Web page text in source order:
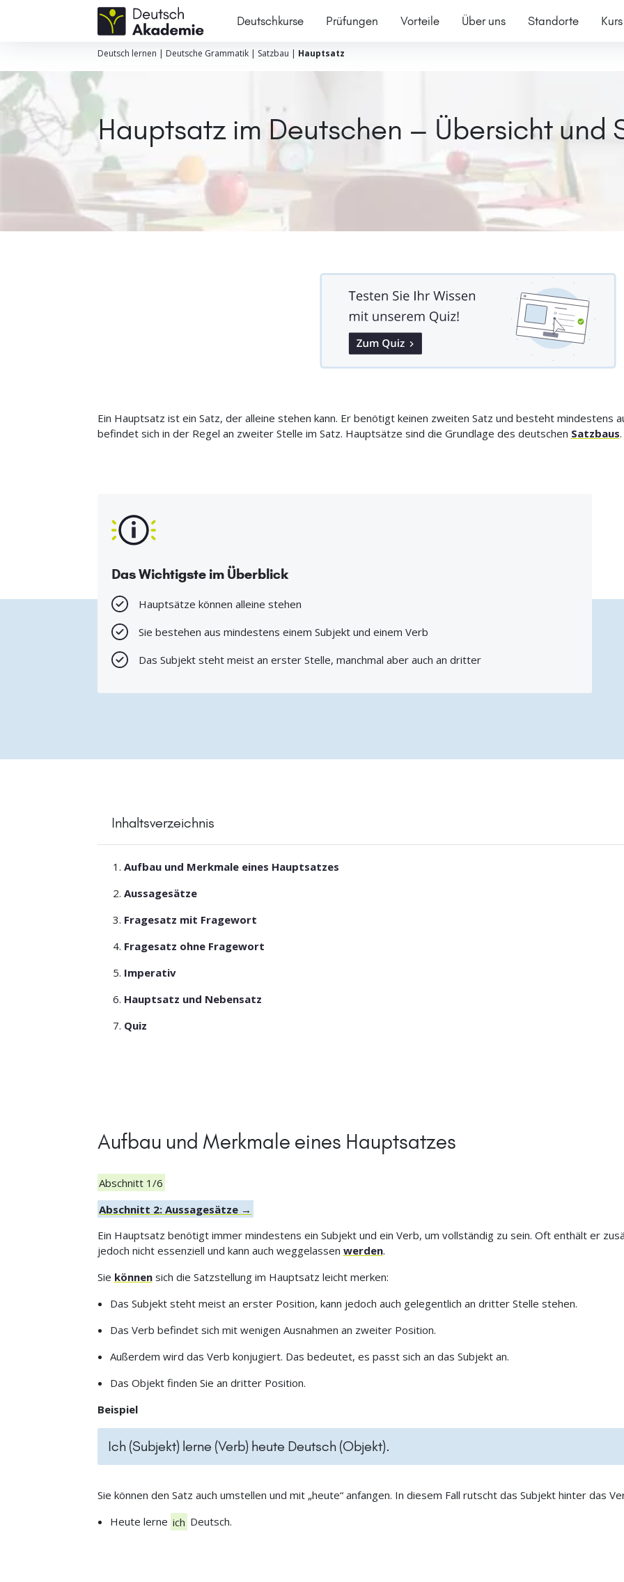
Deutschkurse Prüfungen Vorteile Über uns Standorte
Deutsch lernen | Deutsche Grammatik| Satzbau | Hauptsatz
Hauptsatz im Deutschen – Übersicht und
Ein Hauptsatz ist ein Satz, der alleine stehen kann. Er benötigt keinen zweiten Satz und besteht mindestens
befindet sich in der Regel an zweiter Stelle im Satz. Hauptsätze sind die Grundlage des deutschen Satzbaus.
Das Wichtigste im Überblick
Hauptsätze können alleine stehen
Sie bestehen aus mindestens einem Subjekt und einem Verb
Das Subjekt steht meist an erster Stelle, manchmal aber auch an dritter
Inhaltsverzeichnis
Aufbau und Merkmale eines Hauptsatzes
Aussagesätze
Fragesatz mit Fragewort
Fragesatz ohne Fragewort
Imperativ
Hauptsatz und Nebensatz
Quiz
Aufbau und Merkmale eines Hauptsatzes
Abschnitt 1/6
Abschnitt 2: Aussagesätze →
Ein Hauptsatz benötigt immer mindestens ein Subjekt und ein Verb, um vollständig zu sein. Oft enthält er
jedoch nicht essenziell und kann auch weggelassen werden.
Sie könnensich die Satzstellung im Hauptsatz leicht merken:
Das Subjekt steht meist an erster Position, kann jedoch auch gelegentlich an dritter Stelle stehen.
Das Verb befindet sich mit wenigen Ausnahmen an zweiter Position.
Außerdem wird das Verb konjugiert. Das bedeutet, es passt sich an das Subjekt an.
Das Objekt finden Sie an dritter Position.
Beispiel
Ich (Subjekt) lerne (Verb) heute Deutsch (Objekt).
Sie können den Satz auch umstellen und mit „heute“ anfangen. In diesem Fall rutscht das Subjekt hinter das
Heute lerne ich Deutsch.